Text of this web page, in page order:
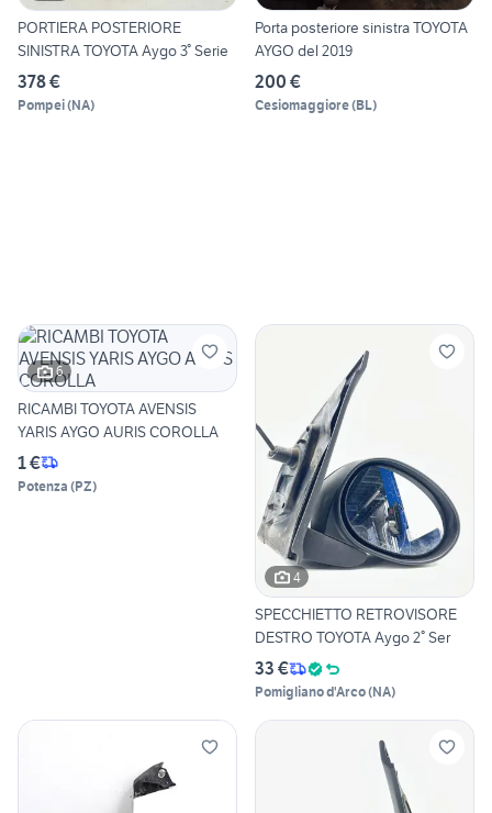
PORTIERA POSTERIORE
SINISTRA TOYOTA Aygo 3° Serie
378 €
Pompei(NA)
Porta posteriore sinistra TOYOTA
AYGO del 2019
200 €
Cesiomaggiore(BL)
6
RICAMBI TOYOTA AVENSIS
YARIS AYGO AURIS COROLLA
1 €
Potenza (PZ)
4
SPECCHIETTO RETROVISORE
DESTRO TOYOTA Aygo 2° Ser
33 €
Pomigliano d'Arco(NA)